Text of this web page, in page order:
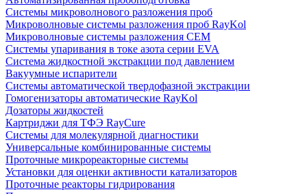
Системы микроволнового разложения проб
Микроволновые системы разложения проб RayKol
Микроволновые системы разложения CEM
Системы упаривания в токе азота серии EVA
Система жидкостной экстракции под давлением
Вакуумные испарители
Системы автоматической твердофазной экстракции
Гомогенизаторы автоматические RayKol
Дозаторы жидкостей
Картриджи для ТФЭ RayCure
Системы для молекулярной диагностики
Универсальные комбинированные системы
Проточные микрореакторные системы
Установки для оценки активности катализаторов
Проточные реакторы гидрирования